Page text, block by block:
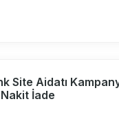
Site Aidatı
İade